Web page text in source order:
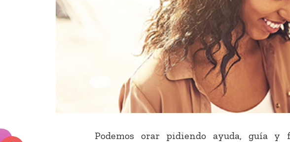
Podemos orar pidiendo ayuda, guía y